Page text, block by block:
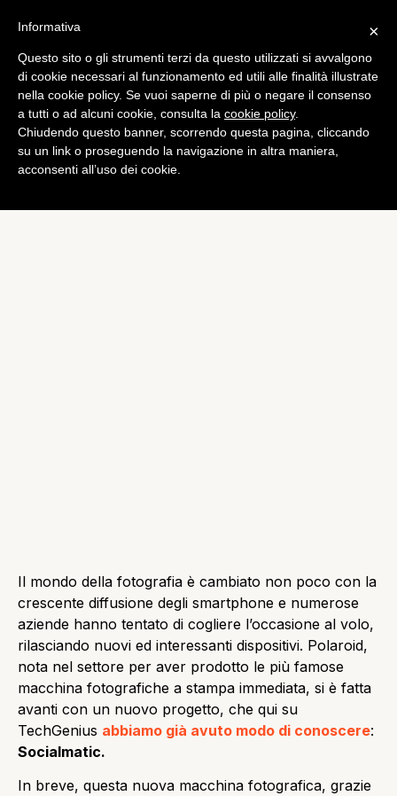
Foto
Socialmatic sarà venduta a
circa 300 $
di Giacomo Richichi
Il mondo della fotografia è cambiato non poco con la
crescente diffusione degli smartphone e numerose
aziende hanno tentato di cogliere l’occasione al volo,
rilasciando nuovi ed interessanti dispositivi. Polaroid,
nota nel settore per aver prodotto le più famose
macchina fotografiche a stampa immediata, si è fatta
avanti con un nuovo progetto, che qui su
TechGenius abbiamo già avuto modo di conoscere:
Socialmatic.
In breve, questa nuova macchina fotografica, grazie
×
Informativa
Questo sito o gli strumenti terzi da questo utilizzati si avvalgono
di cookie necessari al funzionamento ed utili alle finalità illustrate
nella cookie policy. Se vuoi saperne di più o negare il consenso
a tutti o ad alcuni cookie, consulta la cookie policy.
Chiudendo questo banner, scorrendo questa pagina, cliccando
su un link o proseguendo la navigazione in altra maniera,
acconsenti all’uso dei cookie.